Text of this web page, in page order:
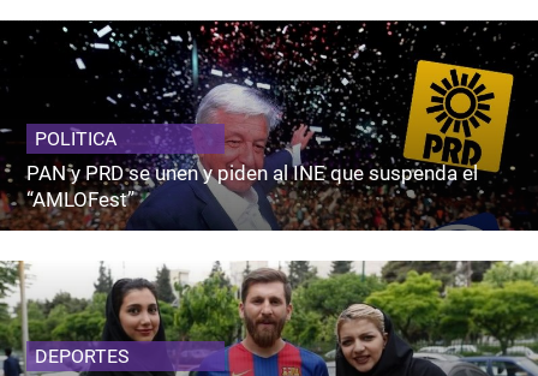
POLITICA
PAN y PRD se unen y piden al INE que suspenda el
“AMLOFest”
DEPORTES